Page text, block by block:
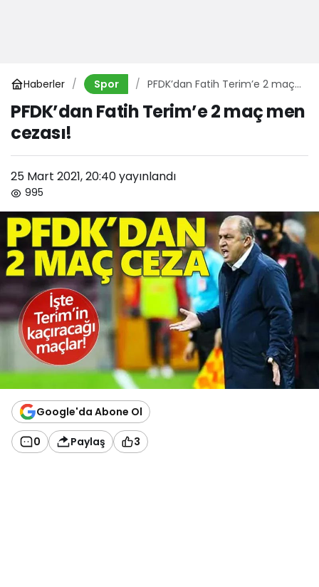
Haberler Spor
PFDK’dan Fatih Terim’e 2 maç
PFDK’dan Fatih Terim’e 2 maç men
cezası!
25 Mart 2021, 20:40yayınlandı
995
Google'da Abone Ol
0 Paylaş 3